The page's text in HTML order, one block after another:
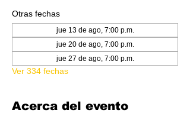
Otras fechas
jue 13 de ago, 7:00 p.m.
jue 20 de ago, 7:00 p.m.
jue 27 de ago, 7:00 p.m.
Ver 334 fechas
Acerca del evento